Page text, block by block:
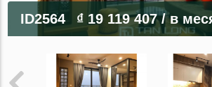
ID2564 ₫ 19 119 407/ в